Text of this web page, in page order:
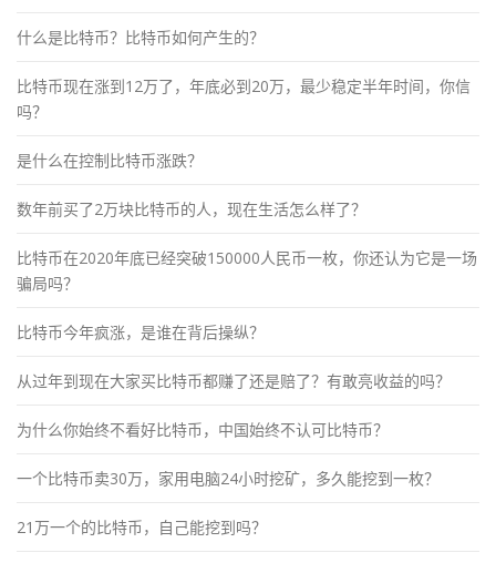
什么是比特币？比特币如何产生的？
比特币现在涨到12万了，年底必到20万，最少稳定半年时间，你信
吗？
是什么在控制比特币涨跌？
数年前买了2万块比特币的人，现在生活怎么样了？
比特币在2020年底已经突破150000人民币一枚，你还认为它是一场
骗局吗？
比特币今年疯涨，是谁在背后操纵？
从过年到现在大家买比特币都赚了还是赔了？有敢亮收益的吗？
为什么你始终不看好比特币，中国始终不认可比特币？
一个比特币卖30万，家用电脑24小时挖矿，多久能挖到一枚？
21万一个的比特币，自己能挖到吗？